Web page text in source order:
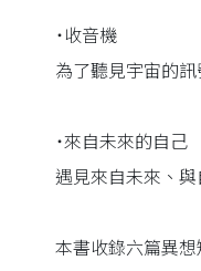
˙收音機
為了聽見宇宙的
˙來自未來的自己
遇見來自未來、與
本書收錄六篇異